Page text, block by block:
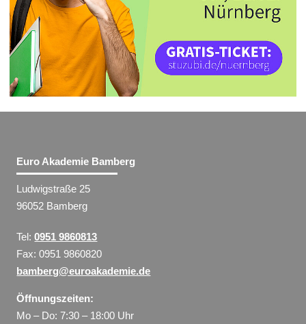
Euro Akademie Bamberg
Ludwigstraße 25
96052 Bamberg
Tel:0951 9860813
Fax: 0951 9860820
bamberg@euroakademie.de
Öffnungszeiten:
Mo – Do: 7:30 – 18:00 Uhr